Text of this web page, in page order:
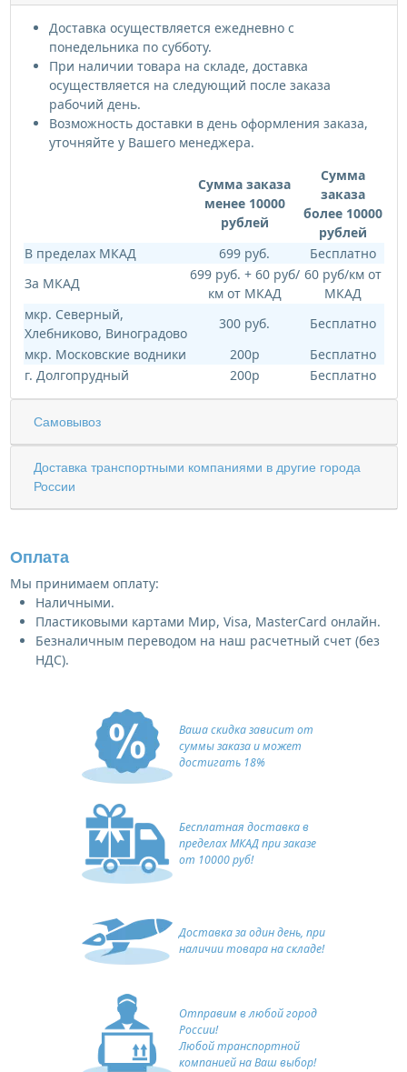
Доставка осуществляется ежедневно с
понедельника по субботу.
При наличии товара на складе, доставка
осуществляется на следующий после заказа
рабочий день.
Возможность доставки в день оформления заказа,
уточняйте у Вашего менеджера.
Сумма заказа
менее 10000
рублей
Сумма
заказа
более 10000
рублей
В пределах МКАД
699 руб.
Бесплатно
За МКАД
699 руб. + 60 руб/
км от МКАД
60 руб/км от
МКАД
мкр. Северный,
Хлебниково, Виноградово
300 руб.
Бесплатно
мкр. Московские водники
200р
Бесплатно
г. Долгопрудный
200р Бесплатно
Самовывоз
Доставка транспортными компаниями в другие города
России
Оплата
Мы принимаем оплату:
Наличными.
Пластиковыми картами Мир, Visa, MasterCard онлайн.
Безналичным переводом на наш расчетный счет (без
НДС).
Ваша скидка зависит от
суммы заказа и может
достигать 18%
Бесплатная доставка в
пределах МКАД при заказе
от 10000 руб!
Доставка за один день, при
наличии товара на складе!
Отправим в любой город
России!
Любой транспортной
компанией на Ваш выбор!